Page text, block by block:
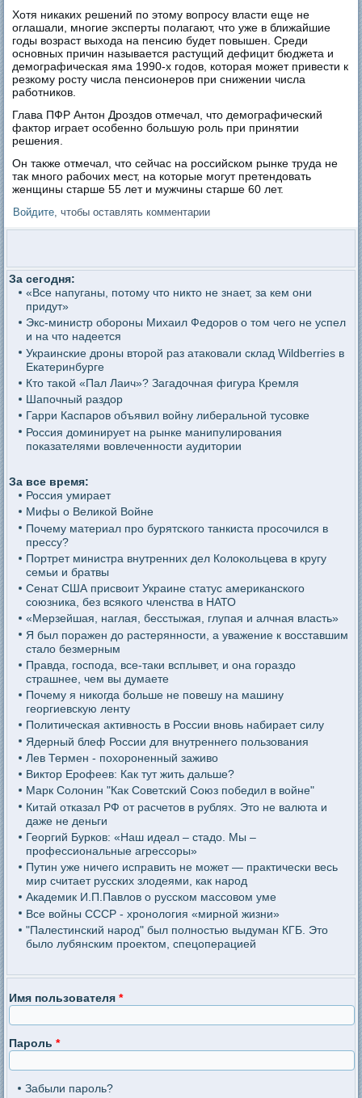
Хотя никаких решений по этому вопросу власти еще не
оглашали, многие эксперты полагают, что уже в ближайшие
годы возраст выхода на пенсию будет повышен. Среди
основных причин называется растущий дефицит бюджета и
демографическая яма 1990-х годов, которая может привести к
резкому росту числа пенсионеров при снижении числа
работников.
Глава ПФР Антон Дроздов отмечал, что демографический
фактор играет особенно большую роль при принятии
решения.
Он также отмечал, что сейчас на российском рынке труда не
так много рабочих мест, на которые могут претендовать
женщины старше 55 лет и мужчины старше 60 лет.
Войдите, чтобы оставлять комментарии
За сегодня:
«Все напуганы, потому что никто не знает, за кем они
придут»
Экс-министр обороны Михаил Федоров о том чего не успел
и на что надеется
Украинские дроны второй раз атаковали склад Wildberries в
Екатеринбурге
Кто такой «Пал Лаич»? Загадочная фигура Кремля
Шапочный раздор
Гарри Каспаров объявил войну либеральной тусовке
Россия доминирует на рынке манипулирования
показателями вовлеченности аудитории
За все время:
Россия умирает
Мифы о Великой Войне
Почему материал про бурятского танкиста просочился в
прессу?
Портрет министра внутренних дел Колокольцева в кругу
семьи и братвы
Сенат США присвоит Украине статус американского
союзника, без всякого членства в НАТО
«Мерзейшая, наглая, бесстыжая, глупая и алчная власть»
Я был поражен до растерянности, а уважение к восставшим
стало безмерным
Правда, господа, все-таки всплывет, и она гораздо
страшнее, чем вы думаете
Почему я никогда больше не повешу на машину
георгиевскую ленту
Политическая активность в России вновь набирает силу
Ядерный блеф России для внутреннего пользования
Лев Термен - похороненный заживо
Виктор Ерофеев: Как тут жить дальше?
Марк Солонин "Как Советский Союз победил в войне"
Китай отказал РФ от расчетов в рублях. Это не валюта и
даже не деньги
Георгий Бурков: «Наш идеал – стадо. Мы –
профессиональные агрессоры»
Путин уже ничего исправить не может — практически весь
мир считает русских злодеями, как народ
Академик И.П.Павлов о русском массовом уме
Все войны СССР - хронология «мирной жизни»
"Палестинский народ" был полностью выдуман КГБ. Это
было лубянским проектом, спецоперацией
Имя пользователя*
Пароль*
Забыли пароль?